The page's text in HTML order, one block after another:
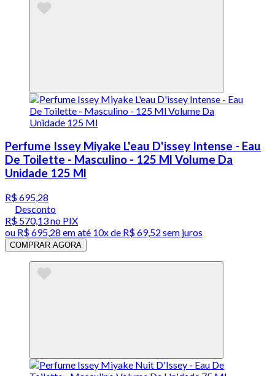
Perfume Issey Miyake L'eau D'issey Intense - Eau
De Toilette - Masculino - 125 Ml Volume Da
Unidade 125 Ml
R$ 695,28
Desconto
R$ 570,13no PIX
ou R$ 695,28 em até 10x de R$ 69,52 sem juros
COMPRAR AGORA